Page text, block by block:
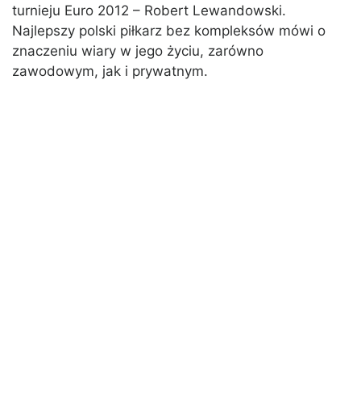
turnieju Euro 2012 – Robert Lewandowski.
Najlepszy polski piłkarz bez kompleksów mówi o
znaczeniu wiary w jego życiu, zarówno
zawodowym, jak i prywatnym.